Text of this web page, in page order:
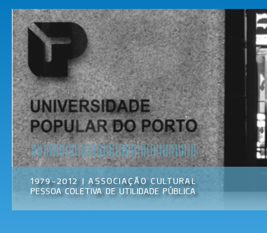
Universidade
Popular do
Porto
Associação
Cultural